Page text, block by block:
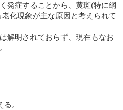
発症することから、黄斑(特に網
化現象が主な原因と考えられて
解明されておらず、現在もなお
。